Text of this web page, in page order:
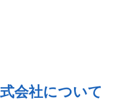
会社について